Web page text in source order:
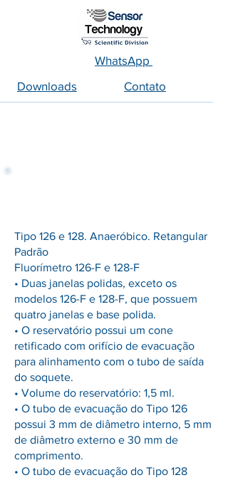
Downloads Contato
WhatsApp
Tipo 126 e 128. Anaeróbico. Retangular
Padrão
Fluorímetro 126-F e 128-F
• Duas janelas polidas, exceto os
modelos 126-F e 128-F, que possuem
quatro janelas e base polida.
• O reservatório possui um cone
retificado com orifício de evacuação
para alinhamento com o tubo de saída
do soquete.
• Volume do reservatório: 1,5 ml.
• O tubo de evacuação do Tipo 126
possui 3 mm de diâmetro interno, 5 mm
de diâmetro externo e 30 mm de
comprimento.
• O tubo de evacuação do Tipo 128